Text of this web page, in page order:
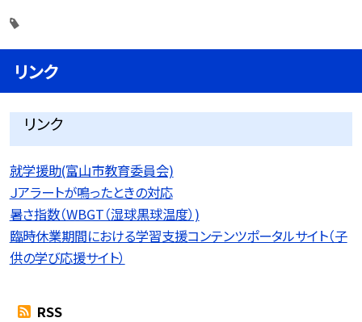
リンク
リンク
就学援助(富山市教育委員会)
Ｊアラートが鳴ったときの対応
暑さ指数（WBGT（湿球黒球温度）)
臨時休業期間における学習支援コンテンツポータルサイト（子
供の学び応援サイト）
RSS